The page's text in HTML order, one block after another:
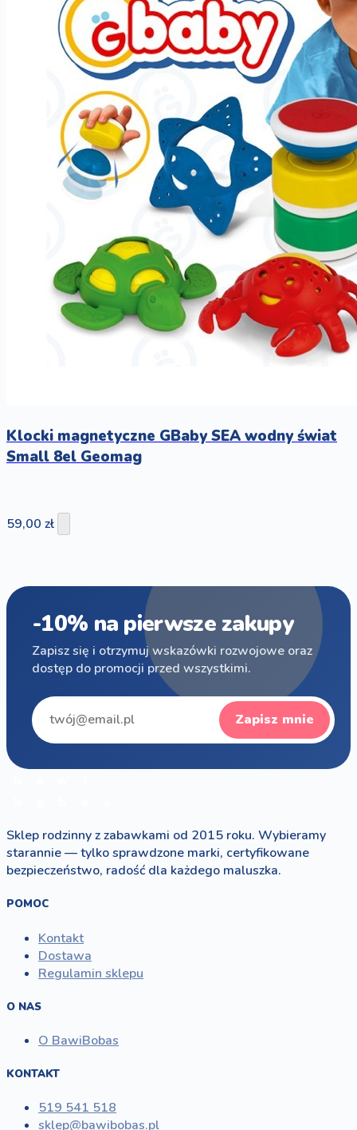
Klocki magnetyczne GBaby SEA wodny świat
Small 8el Geomag
59,00 zł
-10% na pierwsze zakupy
Zapisz się i otrzymuj wskazówki rozwojowe oraz
dostęp do promocji przed wszystkimi.
Zapisz mnie
Sklep rodzinny z zabawkami od 2015 roku. Wybieramy
starannie — tylko sprawdzone marki, certyfikowane
bezpieczeństwo, radość dla każdego maluszka.
POMOC
Kontakt
Dostawa
Regulamin sklepu
O NAS
O BawiBobas
KONTAKT
519 541 518
sklep@bawibobas.pl